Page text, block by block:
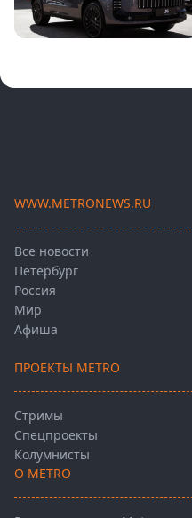
WWW.METRONEWS.RU
Все новости
Петербург
Россия
Мир
Афиша
ПРОЕКТЫ METRO
Стримы
Спецпроекты
Колумнисты
О METRO